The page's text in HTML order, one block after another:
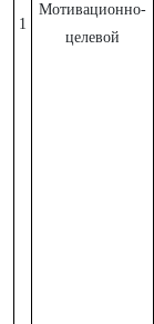
1
Мотивационно-
целевой